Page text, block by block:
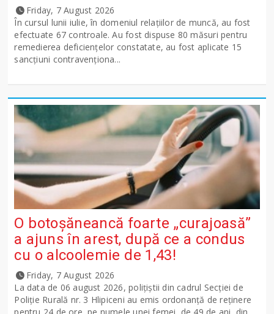
Friday, 7 August 2026
În cursul lunii iulie, în domeniul relațiilor de muncă, au fost
efectuate 67 controale. Au fost dispuse 80 măsuri pentru
remedierea deficiențelor constatate, au fost aplicate 15
sancţiuni contravenționa...
O botoșăneancă foarte „curajoasă”
a ajuns în arest, după ce a condus
cu o alcoolemie de 1,43!
Friday, 7 August 2026
La data de 06 august 2026, polițiștii din cadrul Secției de
Poliție Rurală nr. 3 Hlipiceni au emis ordonanță de reținere